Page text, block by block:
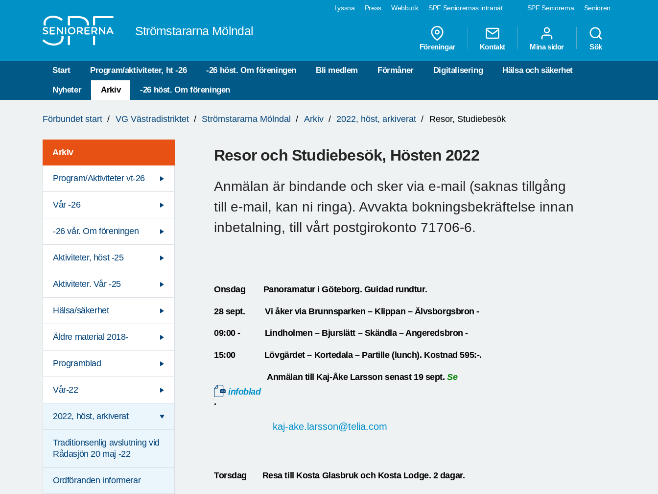
SPF Seniorerna Senioren
Lyssna Press Webbutik SPF Seniorernas intranät
Strömstararna Mölndal
Föreningar Kontakt Mina sidor Sök
Start Program/aktiviteter, ht -26 -26 höst. Om föreningen Bli medlem Förmåner Digitalisering Hälsa och säkerhet
Nyheter Arkiv -26 höst. Om föreningen
är
Förbundet start VG Västradistriktet Strömstararna Mölndal Arkiv 2022, höst, arkiverat Resor, Studiebesök
Arkiv
Program/Aktiviteter vt-26
Vår -26
-26 vår. Om föreningen
Aktiviteter, höst -25
Aktiviteter. Vår -25
Hälsa/säkerhet
Äldre material 2018-
Programblad
Vår-22
2022, höst, arkiverat
Traditionsenlig avslutning vid
Rådasjön 20 maj -22
Ordföranden informerar
Resor och Studiebesök, Hösten 2022
Anmälan är bindande och sker via e-mail (saknas tillgång
till e-mail, kan ni ringa). Avvakta bokningsbekräftelse innan
inbetalning, till vårt postgirokonto 71706-6.
Onsdag Panoramatur i Göteborg. Guidad rundtur.
28 sept. Vi åker via Brunnsparken – Klippan – Älvsborgsbron -
09:00 - Lindholmen – Bjurslätt – Skändla – Angeredsbron -
15:00 Lövgärdet – Kortedala – Partille (lunch). Kostnad 595:-.
Anmälan till Kaj-Åke Larsson senast 19 sept. Se
infoblad
.
kaj-ake.larsson@telia.com
Torsdag Resa till Kosta Glasbruk och Kosta Lodge. 2 dagar.